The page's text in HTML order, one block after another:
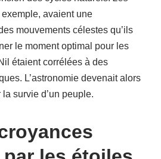
exemple, avaient une
mouvements célestes qu’ils
le moment optimal pour les
étaient corrélées à des
L’astronomie devenait alors
survie d’un peuple.